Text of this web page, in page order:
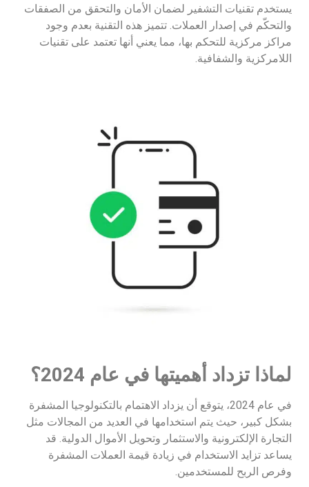
يستخدم تقنيات التشفير لضمان الأمان والتحقق من الصفقات
والتحكّم في إصدار العملات. تتميز هذه التقنية بعدم وجود
مراكز مركزية للتحكم بها، مما يعني أنها تعتمد على تقنيات
اللامركزية والشفافية.
لماذا تزداد أهميتها في عام 2024؟
في عام 2024، يتوقع أن يزداد الاهتمام بالتكنولوجيا المشفرة
بشكل كبير، حيث يتم استخدامها في العديد من المجالات مثل
التجارة الإلكترونية والاستثمار وتحويل الأموال الدولية. قد
يساعد تزايد الاستخدام في زيادة قيمة العملات المشفرة
وفرص الربح للمستخدمين.